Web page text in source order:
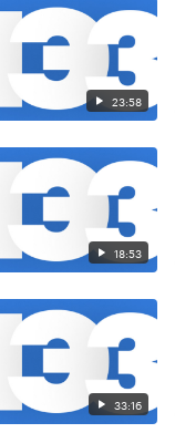
23:58
18:53
33:16